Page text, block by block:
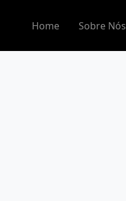
Home Sobre Nós